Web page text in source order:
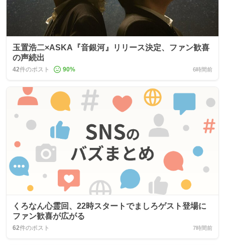
玉置浩二×ASKA『音銀河』リリース決定、ファン歓喜
の声続出
42件のポスト 90% 6時間前
くろなん心霊回、22時スタートでましろゲスト登場に
ファン歓喜が広がる
62件のポスト 7時間前